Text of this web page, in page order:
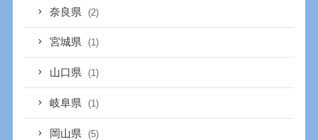
奈良県 (2)
宮城県 (1)
山口県 (1)
岐阜県 (1)
岡山県 (5)